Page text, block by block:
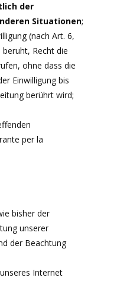
der
Situationen;
(nach Art. 6,
Recht die
ohne dass die
Einwilligung bis
berührt wird;
per la
bisher der
unserer
der Beachtung
Internet